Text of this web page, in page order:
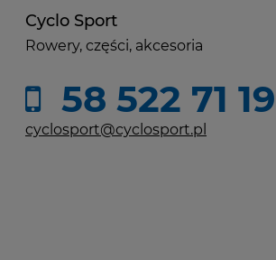
Cyclo Sport
Rowery, części, akcesoria
58 522 71 19
cyclosport@cyclosport.pl